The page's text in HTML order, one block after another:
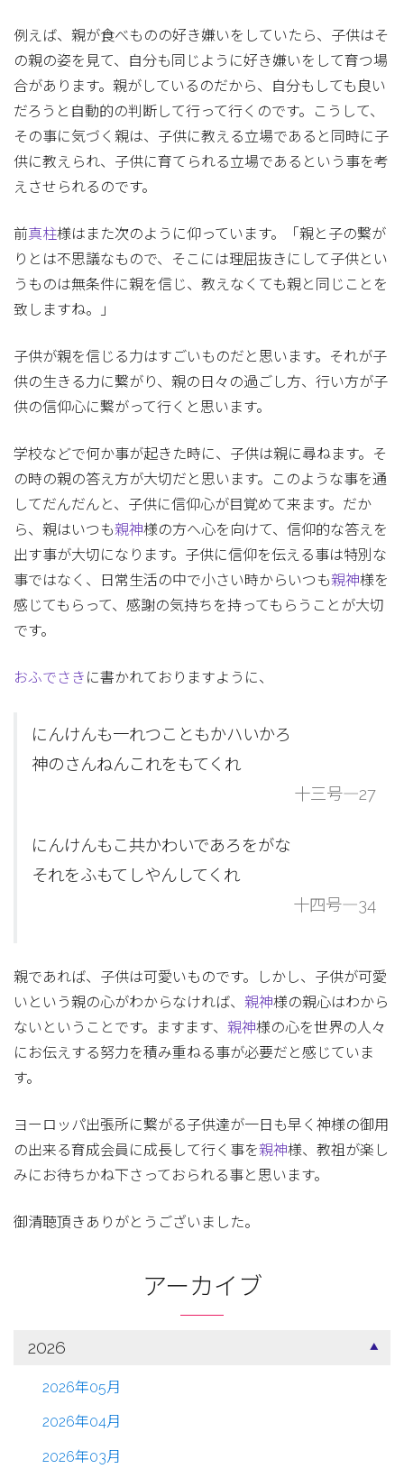
例えば、親が食べものの好き嫌いをしていたら、子供はそ
の親の姿を見て、自分も同じように好き嫌いをして育つ場
合があります。親がしているのだから、自分もしても良い
だろうと自動的の判断して行って行くのです。こうして、
その事に気づく親は、子供に教える立場であると同時に子
供に教えられ、子供に育てられる立場であるという事を考
えさせられるのです。
前真柱様はまた次のように仰っています。「親と子の繋が
りとは不思議なもので、そこには理屈抜きにして子供とい
うものは無条件に親を信じ、教えなくても親と同じことを
致しますね。」
子供が親を信じる力はすごいものだと思います。それが子
供の生きる力に繋がり、親の日々の過ごし方、行い方が子
供の信仰心に繋がって行くと思います。
学校などで何か事が起きた時に、子供は親に尋ねます。そ
の時の親の答え方が大切だと思います。このような事を通
してだんだんと、子供に信仰心が目覚めて来ます。だか
ら、親はいつも親神様の方へ心を向けて、信仰的な答えを
出す事が大切になります。子供に信仰を伝える事は特別な
事ではなく、日常生活の中で小さい時からいつも親神様を
感じてもらって、感謝の気持ちを持ってもらうことが大切
です。
おふでさき に書かれておりますように、
にんけんも一れつこともかハいかろ
神のさんねんこれをもてくれ
十三号―27
にんけんもこ共かわいであろをがな
それをふもてしやんしてくれ
十四号―34
親であれば、子供は可愛いものです。しかし、子供が可愛
いという親の心がわからなければ、 親神様の親心はわから
ないということです。ますます、 親神様の心を世界の人々
にお伝えする努力を積み重ねる事が必要だと感じていま
す。
ヨーロッパ出張所に繋がる子供達が一日も早く神様の御用
の出来る育成会員に成長して行く事を親神様、教祖が楽し
みにお待ちかね下さっておられる事と思います。
御清聴頂きありがとうございました。
アーカイブ
2026
2026年05月
2026年04月
2026年03月